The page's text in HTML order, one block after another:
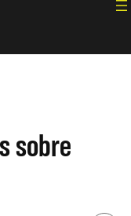
sobre